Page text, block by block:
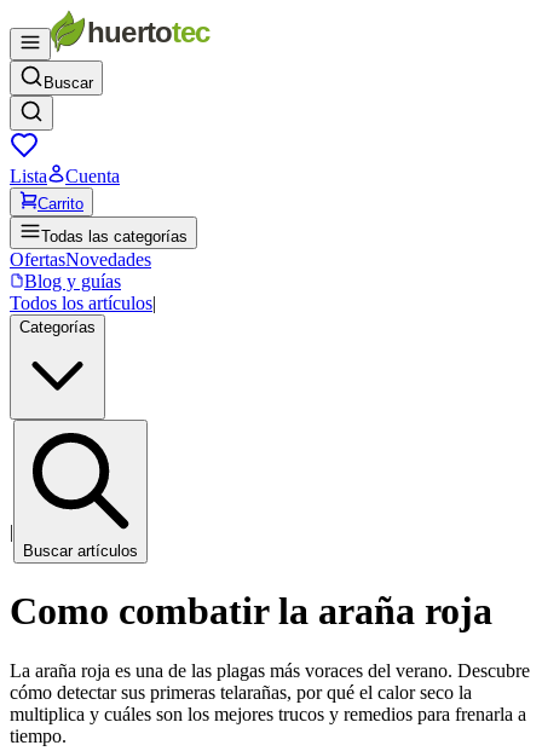
Buscar
Lista Cuenta
Carrito
Todas las categorías
OfertasNovedades
Blog y guías
Todos los artículos|
Categorías
|
Buscar artículos
Como combatir la araña roja
La araña roja es una de las plagas más voraces del verano. Descubre
cómo detectar sus primeras telarañas, por qué el calor seco la
multiplica y cuáles son los mejores trucos y remedios para frenarla a
tiempo.